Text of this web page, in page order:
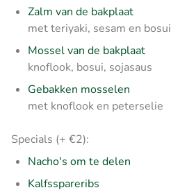
Zalm van de bakplaat
met teriyaki, sesam en bosui
Mossel van de bakplaat
knoflook, bosui, sojasaus
Gebakken mosselen
met knoflook en peterselie
Specials (+ €2):
Nacho's om te delen
Kalfsspareribs